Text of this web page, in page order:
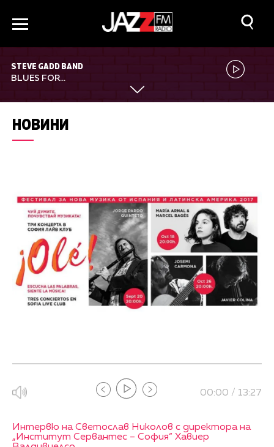
STEVE GADD BAND
BLUES FOR...
НОВИНИ
00:00 / 13:27
Интервю на Светослав Николов с директора на
„Институт Сервантес – София“ Хавиер